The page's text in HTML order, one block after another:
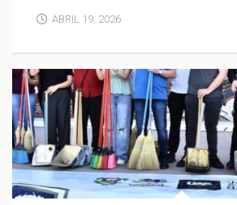
ABRIL 19, 2026